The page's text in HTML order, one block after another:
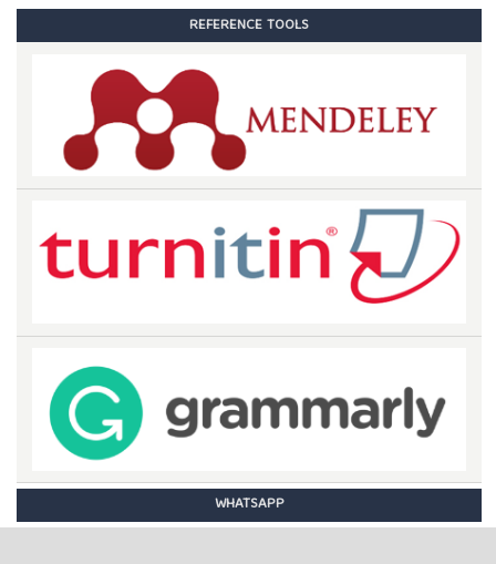
REFERENCE TOOLS
WHATSAPP